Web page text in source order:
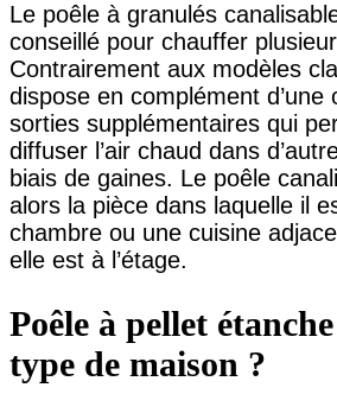
Le poêle à granulés
conseillé pour chauffer
Contrairement aux modèles
dispose en complément d’une
sorties supplémentaires qui
diffuser l’air chaud dans
biais de gaines. Le poêle
alors la pièce dans laquelle il
chambre ou une cuisine
elle est à l’étage.
Poêle à pellet
type de maison ?